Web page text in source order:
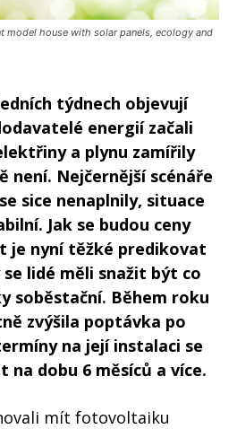
model house with solar panels, ecology and
týdnech objevují
energií začali
a plynu zamířily
není. Nejčernější scénáře
sice nenaplnily, situace
Jak se budou ceny
je nyní těžké predikovat
lidé měli snažit být co
soběstační. Během roku
zvýšila poptávka po
na její instalaci se
dobu 6 měsíců a více.
mít fotovoltaiku